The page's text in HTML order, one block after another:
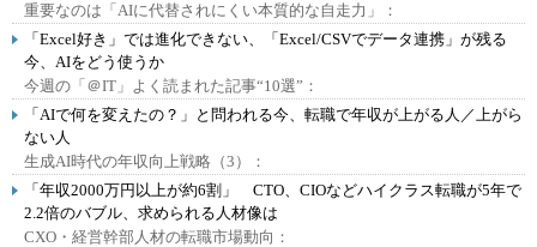
重要なのは「AIに代替されにくい本質的な自走力」：
「Excel好き」では進化できない、「Excel/CSVでデータ連携」が残る
今、AIをどう使うか
今週の「＠IT」よく読まれた記事“10選”：
「AIで何を変えたの？」と問われる今、転職で年収が上がる人／上がら
ない人
生成AI時代の年収向上戦略（3）：
「年収2000万円以上が約6割」 CTO、CIOなどハイクラス転職が5年で
2.2倍のバブル、求められる人材像は
CXO・経営幹部人材の転職市場動向：